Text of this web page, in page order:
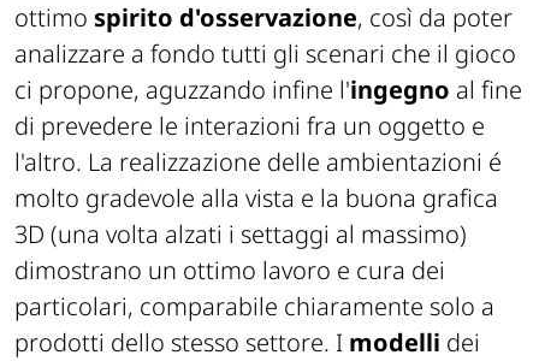
ottimo spirito d'osservazione, così da poter
analizzare a fondo tutti gli scenari che il gioco
ci propone, aguzzando infine l'ingegno al fine
di prevedere le interazioni fra un oggetto e
l'altro. La realizzazione delle ambientazioni é
molto gradevole alla vista e la buona grafica
3D (una volta alzati i settaggi al massimo)
dimostrano un ottimo lavoro e cura dei
particolari, comparabile chiaramente solo a
prodotti dello stesso settore. I modelli dei